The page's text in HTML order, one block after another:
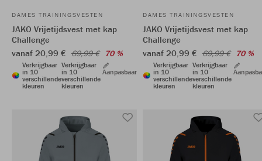
DAMES TRAININGSVESTEN
JAKO Vrijetijdsvest met kap
Challenge
vanaf 20,99 € 69,99 € 70 %
Verkrijgbaar
in 10
verschillende
kleuren
Verkrijgbaar
in 10
verschillende
kleuren
Aanpasbaar
DAMES TRAININGSVESTEN
JAKO Vrijetijdsvest met kap
Challenge
vanaf 20,99 € 69,99 € 70 %
Verkrijgbaar
in 10
verschillende
kleuren
Verkrijgbaar
in 10
verschillende
kleuren